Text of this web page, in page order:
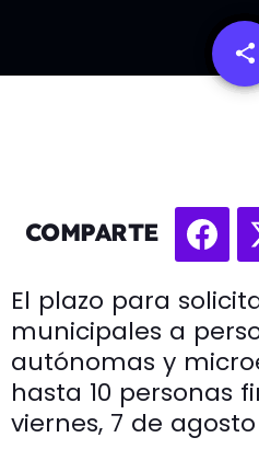
share
email
COMPARTE
El plazo para
municipales a
autónomas y
hasta 10 personas
viernes, 7 de agosto